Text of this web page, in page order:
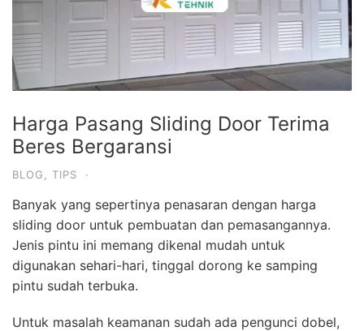
Harga Pasang Sliding Door Terima
Beres Bergaransi
BLOG TIPS ·
Banyak yang sepertinya penasaran dengan harga
sliding door untuk pembuatan dan pemasangannya.
Jenis pintu ini memang dikenal mudah untuk
digunakan sehari-hari, tinggal dorong ke samping
pintu sudah terbuka.
Untuk masalah keamanan sudah ada pengunci dobel,